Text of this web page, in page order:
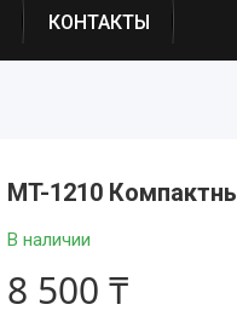
КОНТАКТЫ
MT-1210
В наличии
8 500 ₸